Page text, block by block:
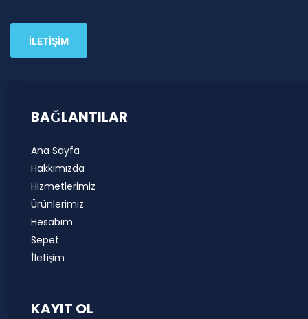
İLETİŞİM
BAĞLANTILAR
Ana Sayfa
Hakkımızda
Hizmetlerimiz
Ürünlerimiz
Hesabım
Sepet
İletişim
KAYIT OL